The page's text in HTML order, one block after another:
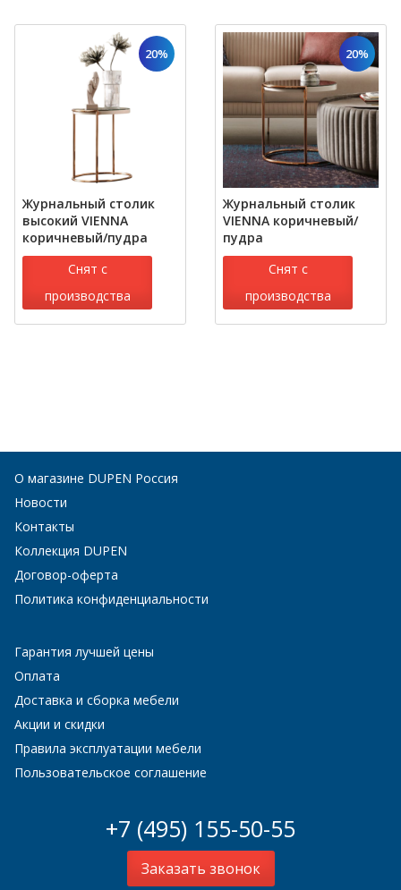
20%
Журнальный столик
высокий VIENNA
коричневый/пудра
Снят с
производства
20%
Журнальный столик
VIENNA коричневый/
пудра
Снят с
производства
О магазине DUPEN Россия
Новости
Контакты
Коллекция DUPEN
Договор-оферта
Политика конфиденциальности
Гарантия лучшей цены
Оплата
Доставка и сборка мебели
Акции и скидки
Правила эксплуатации мебели
Пользовательское соглашение
+7 (495) 155-50-55
Заказать звонок